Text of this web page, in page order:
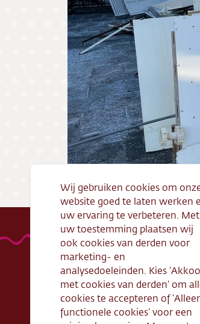
Openingstijden
Wij gebruiken cookies om
website goed te laten werken
uw ervaring te verbeteren. Met
uw toestemming plaatsen wij
ook cookies van derden voor
marketing- en
analysedoeleinden. Kies
met cookies van derden’ om
cookies te accepteren of
functionele cookies’ voor een